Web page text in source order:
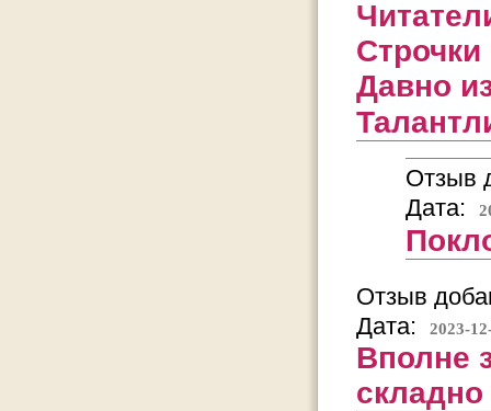
Давно
Отзыв
Дата:
Отзыв
Дата:
2023-
Вполне